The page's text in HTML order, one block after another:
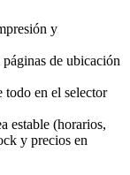
y
de ubicación
todo en el selector
estable (horarios,
y precios en